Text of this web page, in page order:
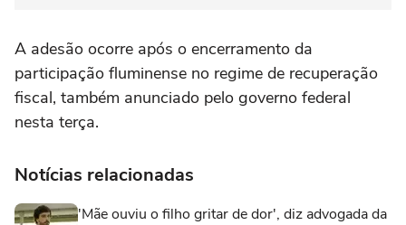
A adesão ‌ocorre após o encerramento ‌da
participação fluminense no ⁠regime de recuperação
fiscal, também anunciado pelo governo federal
nesta terça.
Notícias relacionadas
'Mãe ouviu o filho gritar de dor', diz advogada da